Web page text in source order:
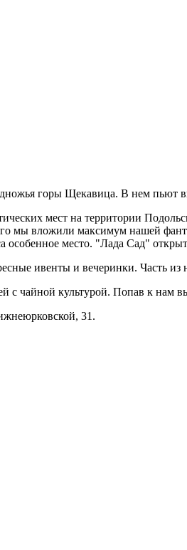
горы Щекавица. В нем пьют
мест на территории
мы вложили максимум нашей
особенное место. "Лада Сад"
ивенты и вечеринки. Часть
с чайной культурой. Попав к нам
31.